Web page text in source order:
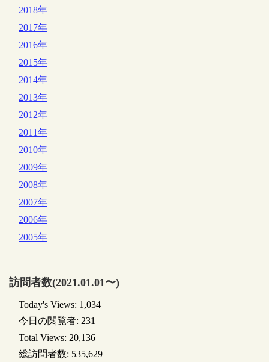
2018年
2017年
2016年
2015年
2014年
2013年
2012年
2011年
2010年
2009年
2008年
2007年
2006年
2005年
訪問者数(2021.01.01〜)
Today's Views: 1,034
今日の閲覧者: 231
Total Views: 20,136
総訪問者数: 535,629